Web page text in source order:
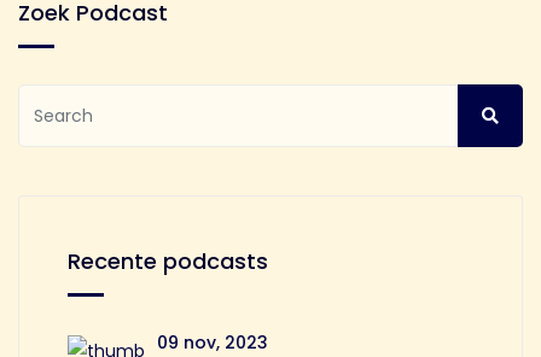
Zoek Podcast
Recente podcasts
09 nov, 2023